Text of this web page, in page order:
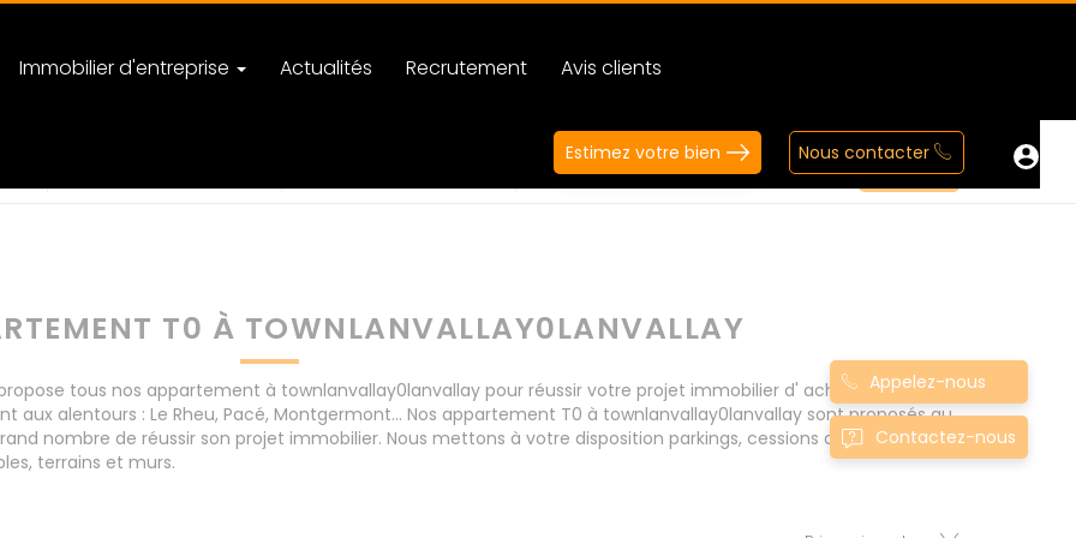
Immobilier d'entreprise Actualités Recrutement Avis clients
Estimez votre bien Nous contacter
T0 À TOWNLANVALLAY0LANVALLAY
tous nos appartement à townlanvallay0lanvallay pour réussir votre projet immobilier d' achat. Consultez
aux alentours : Le Rheu, Pacé, Montgermont... Nos appartement T0 à townlanvallay0lanvallay sont proposés au
nombre de réussir son projet immobilier. Nous mettons à votre disposition parkings, cessions de baux, fonds
terrains et murs.
Appelez-nous
Contactez-nous